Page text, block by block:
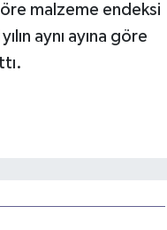
malzeme endeksi
aynı ayına göre